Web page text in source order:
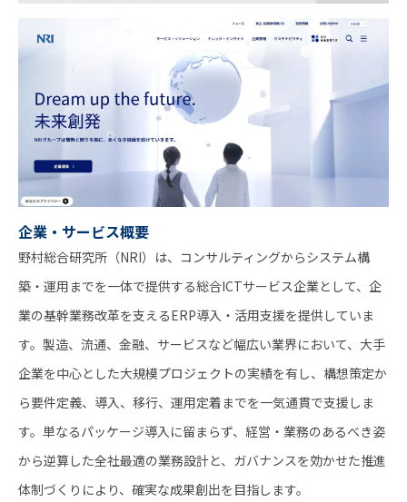
企業・サービス概要
野村総合研究所（NRI）は、コンサルティングからシステム構
築・運用までを一体で提供する総合ICTサービス企業として、企
業の基幹業務改革を支えるERP導入・活用支援を提供していま
す。製造、流通、金融、サービスなど幅広い業界において、大手
企業を中心とした大規模プロジェクトの実績を有し、構想策定か
ら要件定義、導入、移行、運用定着までを一気通貫で支援しま
す。単なるパッケージ導入に留まらず、経営・業務のあるべき姿
から逆算した全社最適の業務設計と、ガバナンスを効かせた推進
体制づくりにより、確実な成果創出を目指します。